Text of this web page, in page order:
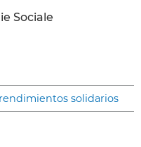
Sociale
solidarios